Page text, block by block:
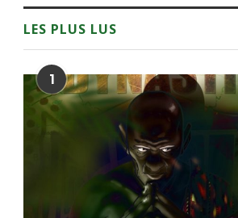
LES PLUS LUS
1